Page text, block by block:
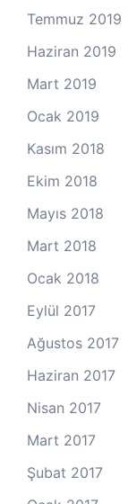
Temmuz 2019
Haziran 2019
Mart 2019
Ocak 2019
Kasım 2018
Ekim 2018
Mayıs 2018
Mart 2018
Ocak 2018
Eylül 2017
Ağustos 2017
Haziran 2017
Nisan 2017
Mart 2017
Şubat 2017